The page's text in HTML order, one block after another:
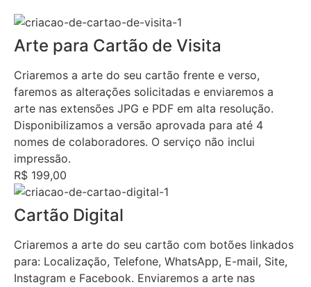
Arte para Cartão de Visita
Criaremos a arte do seu cartão frente e verso,
faremos as alterações solicitadas e enviaremos a
arte nas extensões JPG e PDF em alta resolução.
Disponibilizamos a versão aprovada para até 4
nomes de colaboradores. O serviço não inclui
impressão.
R$ 199,00
Cartão Digital
Criaremos a arte do seu cartão com botões linkados
para: Localização, Telefone, WhatsApp, E-mail, Site,
Instagram e Facebook. Enviaremos a arte nas